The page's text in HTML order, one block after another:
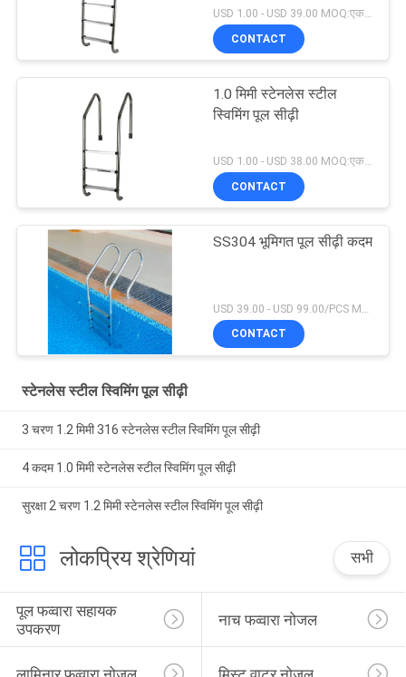
CONTACT
1.0 मिमी स्टेनलेस स्टील
स्विमिंग पूल सीढ़ी
CONTACT
SS304 भूमिगत पूल सीढ़ी कदम
CONTACT
स्टेनलेस स्टील स्विमिंग पूल सीढ़ी
3 चरण 1.2 मिमी 316 स्टेनलेस स्टील स्विमिंग पूल सीढ़ी
4 कदम 1.0 मिमी स्टेनलेस स्टील स्विमिंग पूल सीढ़ी
सुरक्षा 2 चरण 1.2 मिमी स्टेनलेस स्टील स्विमिंग पूल सीढ़ी
लोकप्रिय श्रेणियां सभी
पूल फव्वारा सहायक
उपकरण
नाच फव्वारा नोजल